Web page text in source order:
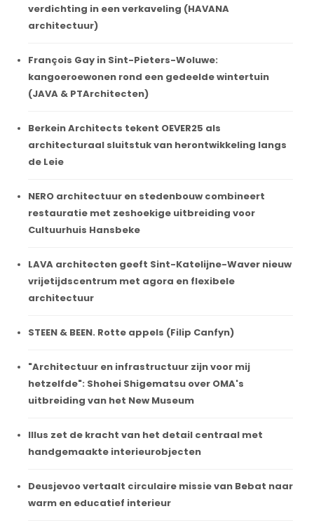
verdichting in een verkaveling (HAVANA
architectuur)
François Gay in Sint-Pieters-Woluwe:
kangoeroewonen rond een gedeelde wintertuin
(JAVA & PTArchitecten)
Berkein Architects tekent OEVER25 als
architecturaal sluitstuk van herontwikkeling langs
de Leie
NERO architectuur en stedenbouw combineert
restauratie met zeshoekige uitbreiding voor
Cultuurhuis Hansbeke
LAVA architecten geeft Sint-Katelijne-Waver nieuw
vrijetijdscentrum met agora en flexibele
architectuur
STEEN & BEEN. Rotte appels (Filip Canfyn)
"Architectuur en infrastructuur zijn voor mij
hetzelfde": Shohei Shigematsu over OMA's
uitbreiding van het New Museum
Illus zet de kracht van het detail centraal met
handgemaakte interieurobjecten
Deusjevoo vertaalt circulaire missie van Bebat naar
warm en educatief interieur